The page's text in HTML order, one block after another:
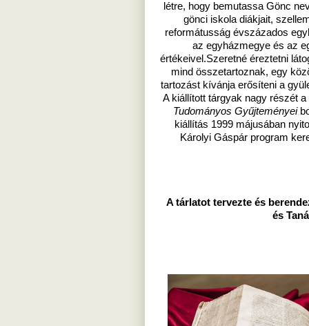
létre, hogy bemutassa Gönc
gönci iskola diákjait,
reformátusság évszázados
az egyházmegye és az
értékeivel.Szeretné éreztetni
mind összetartoznak, egy
tartozást kívánja erősíteni a
A kiállított tárgyak nagy részét a
Tudományos Gyűjteményei
kiállítás 1999 májusában
Károlyi Gáspár program
A tárlatot tervezte és
és